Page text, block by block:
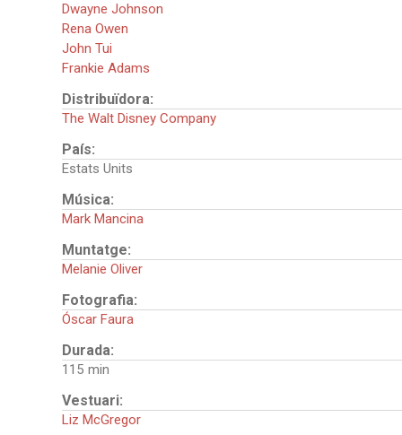
Dwayne Johnson
Rena Owen
John Tui
Frankie Adams
Distribuïdora:
The Walt Disney Company
País:
Estats Units
Música:
Mark Mancina
Muntatge:
Melanie Oliver
Fotografia:
Óscar Faura
Durada:
115
Vestuari:
Liz McGregor